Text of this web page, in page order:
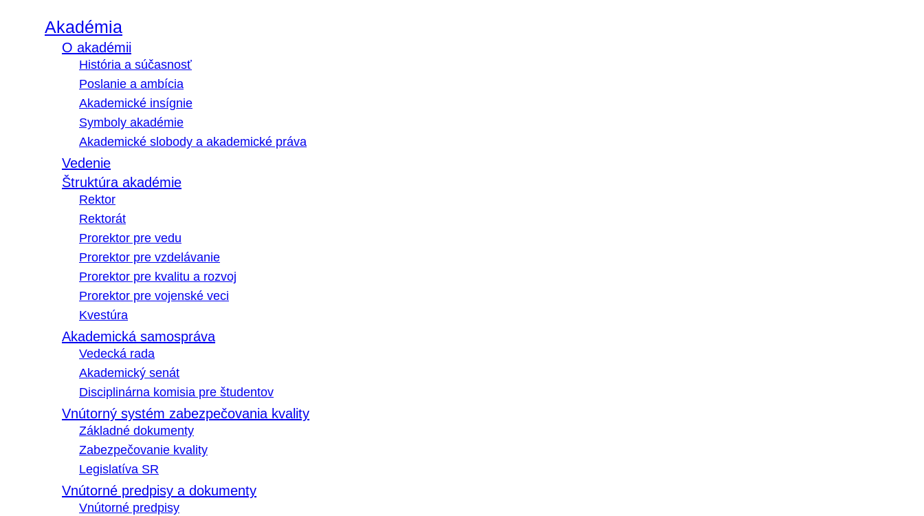
Akadémia
O akadémii
História a súčasnosť
Poslanie a ambícia
Akademické insígnie
Symboly akadémie
Akademické slobody a akademické práva
Vedenie
Štruktúra akadémie
Rektor
Rektorát
Prorektor pre vedu
Prorektor pre vzdelávanie
Prorektor pre kvalitu a rozvoj
Prorektor pre vojenské veci
Kvestúra
Akademická samospráva
Vedecká rada
Akademický senát
Disciplinárna komisia pre študentov
Vnútorný systém zabezpečovania kvality
Základné dokumenty
Zabezpečovanie kvality
Legislatíva SR
Vnútorné predpisy a dokumenty
Vnútorné predpisy